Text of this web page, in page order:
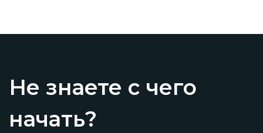
Не знаете с чего
начать?